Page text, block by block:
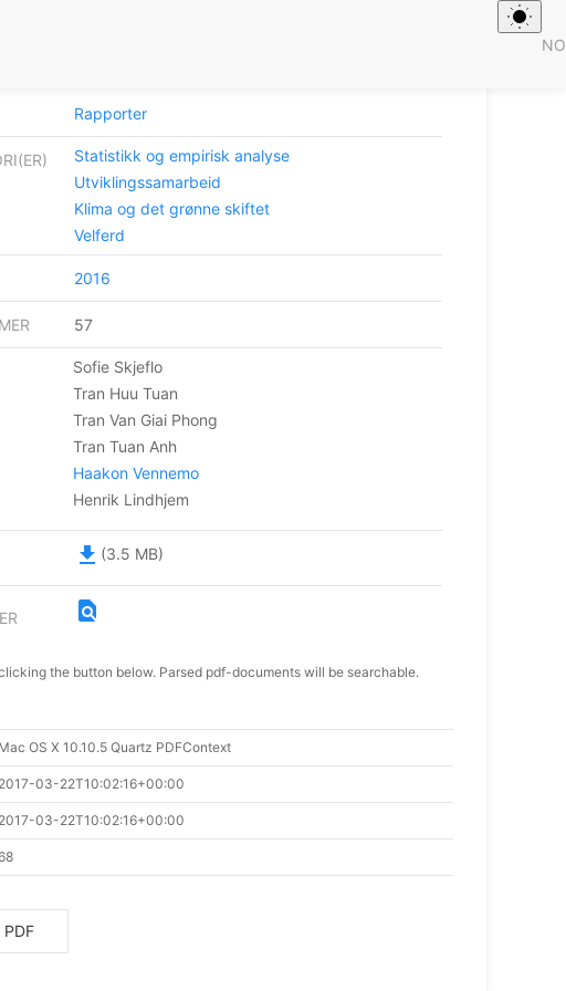
NO
& plan for implementation
Rapporter
Statistikk og empirisk analyse
Utviklingssamarbeid
Klima og det grønne skiftet
Velferd
2016
57
Sofie Skjeflo
Tran Huu Tuan
Tran Van Giai Phong
Tran Tuan Anh
Haakon Vennemo
Henrik Lindhjem
file_download (3.5 MB)
find_in_page
the button below. Parsed pdf-documents will be searchable.
Mac OS X 10.10.5 Quartz PDFContext
2017-03-22T10:02:16+00:00
2017-03-22T10:02:16+00:00
PDF